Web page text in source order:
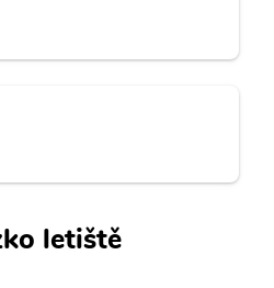
letiště